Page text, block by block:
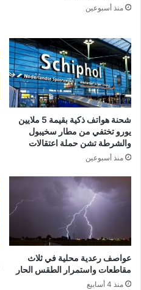
منذ أسبوعين
شحنة هواتف ذكية بقيمة 5 ملايين
يورو تختفي من مطار سخيبول
والشرطة تشن حملة اعتقالات
منذ أسبوعين
عواصف رعدية محلية في ثلاث
مقاطعات واستمرار الطقس الحار
منذ 4 أسابيع